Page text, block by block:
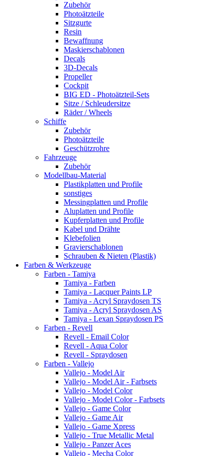
Zubehör
Photoätzteile
Sitzgurte
Resin
Bewaffnung
Maskierschablonen
Decals
3D-Decals
Propeller
Cockpit
BIG ED - Photoätzteil-Sets
Sitze / Schleudersitze
Räder / Wheels
Schiffe
Zubehör
Photoätzteile
Geschützrohre
Fahrzeuge
Zubehör
Modellbau-Material
Plastikplatten und Profile
sonstiges
Messingplatten und Profile
Aluplatten und Profile
Kupferplatten und Profile
Kabel und Drähte
Klebefolien
Gravierschablonen
Schrauben & Nieten (Plastik)
Farben & Werkzeuge
Farben - Tamiya
Tamiya - Farben
Tamiya - Lacquer Paints LP
Tamiya - Acryl Spraydosen TS
Tamiya - Acryl Spraydosen AS
Tamiya - Lexan Spraydosen PS
Farben - Revell
Revell - Email Color
Revell - Aqua Color
Revell - Spraydosen
Farben - Vallejo
Vallejo - Model Air
Vallejo - Model Air - Farbsets
Vallejo - Model Color
Vallejo - Model Color - Farbsets
Vallejo - Game Color
Vallejo - Game Air
Vallejo - Game Xpress
Vallejo - True Metallic Metal
Vallejo - Panzer Aces
Vallejo - Mecha Color